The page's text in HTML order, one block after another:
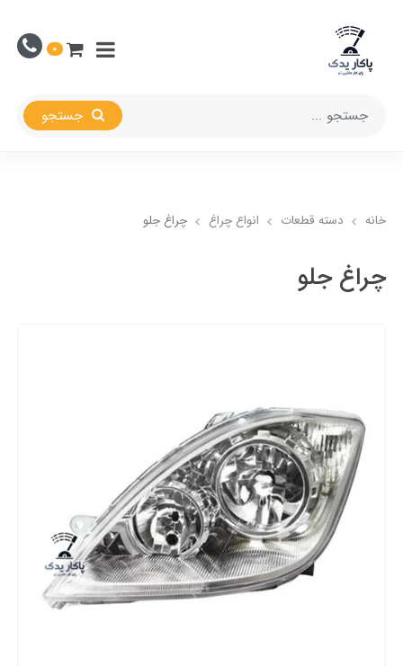
0
خانه دسته قطعات انواع چراغ چراغ جلو
چراغ جلو